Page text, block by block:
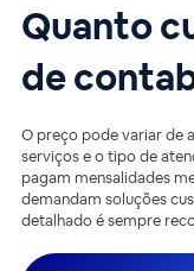
Quanto
de
O preço pode variar de
serviços e o tipo de
pagam mensalidades
demandam soluções
detalhado é sempre